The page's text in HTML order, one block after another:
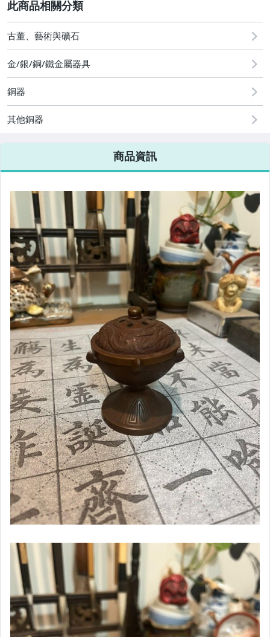
其它
[全店] 粉絲專享
[全店] 周年慶
古董、藝術與礦石
金/銀/銅/鐵金屬器具
銅器
其他銅器
商品資訊